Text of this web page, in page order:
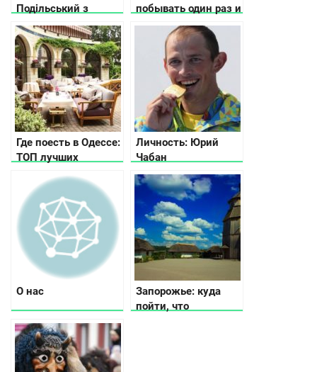
Подільський з
висоти: все, що
потрібно побачити
(відео)
побывать один раз и
влюбиться на всю
жизнь
Где поесть в Одессе:
ТОП лучших
Пальмиры
Личность: Юрий
Чабан
О нас
Запорожье: куда
пойти, что